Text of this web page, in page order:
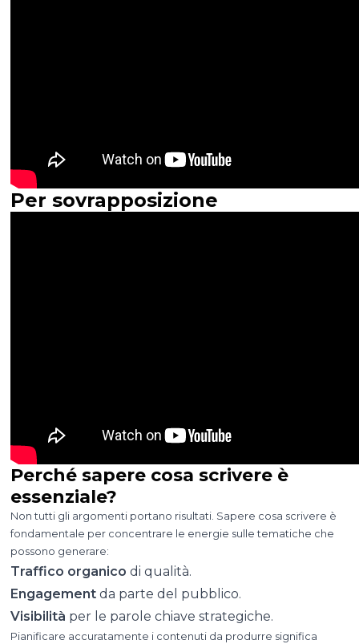
Per sovrapposizione
Perché sapere cosa scrivere è
essenziale?
Non tutti gli argomenti portano risultati. Sapere cosa scrivere è
fondamentale per concentrare le energie sulle tematiche che
possono generare:
Traffico organico di qualità.
Engagementda parte del pubblico.
Visibilità per le parole chiave strategiche.
Pianificare accuratamente i contenuti da produrre significa